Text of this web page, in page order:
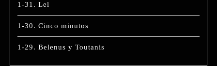
1-31. Lel
1-30. Cinco minutos
1-29. Belenus y Toutanis